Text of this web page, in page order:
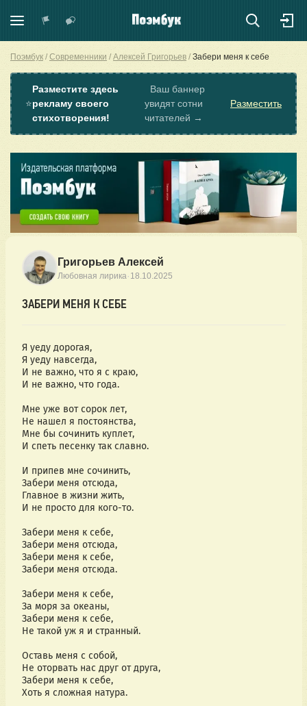
Поэмбук Современники Алексей Григорьев Забери меня к себе
⭐
Разместите здесь
рекламу своего
стихотворения!
Ваш баннер
увидят сотни
читателей →
Разместить
Григорьев Алексей
Любовная лирика· 18.10.2025
ЗАБЕРИ МЕНЯ К СЕБЕ
Я уеду дорогая,
Я уеду навсегда,
И не важно, что я с краю,
И не важно, что года.
Мне уже вот сорок лет,
Не нашел я постоянства,
Мне бы сочинить куплет,
И спеть песенку так славно.
И припев мне сочинить,
Забери меня отсюда,
Главное в жизни жить,
И не просто для кого-то.
Забери меня к себе,
Забери меня отсюда,
Забери меня к себе,
Забери меня отсюда.
Забери меня к себе,
За моря за океаны,
Забери меня к себе,
Не такой уж я и странный.
Оставь меня с собой,
Не оторвать нас друг от друга,
Забери меня к себе,
Хоть я сложная натура.